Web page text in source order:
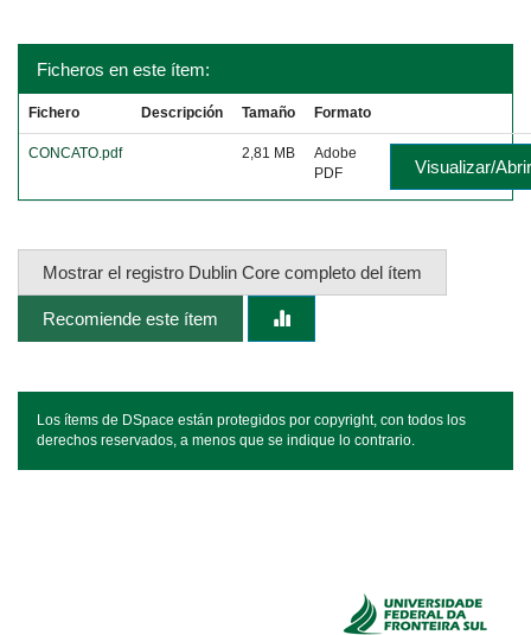
Ficheros en este ítem:
Fichero Descripción Tamaño Formato
CONCATO.pdf 2,81 MB
Adobe
PDF
Visualizar/Abrir
Mostrar el registro Dublin Core completo del ítem
Recomiende este ítem
Los ítems de DSpace están protegidos por copyright, con todos los
derechos reservados, a menos que se indique lo contrario.